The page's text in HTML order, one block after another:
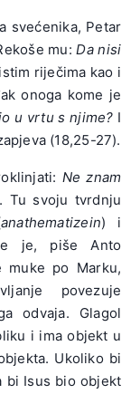
svećenika, Petar
mu:Da nisi
riječima kao i
onoga kome je
u vrtu s njime? I
(18,25-27).
Ne znam
Tu svoju tvrdnju
anathematizein) i
je, piše Anto
muke po Marku,
povezuje
odvaja. Glagol
i ima objekt u
Ukoliko bi
bi Isus bio objekt